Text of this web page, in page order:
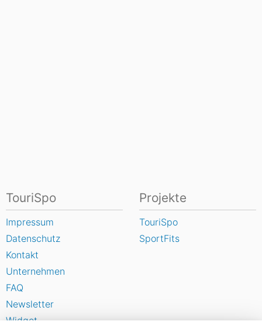
TouriSpo
Impressum
Datenschutz
Kontakt
Unternehmen
FAQ
Newsletter
Widget
Projekte
TouriSpo
SportFits